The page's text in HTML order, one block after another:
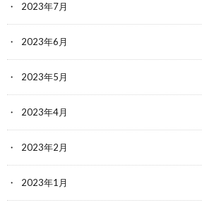
2023年7月
2023年6月
2023年5月
2023年4月
2023年2月
2023年1月